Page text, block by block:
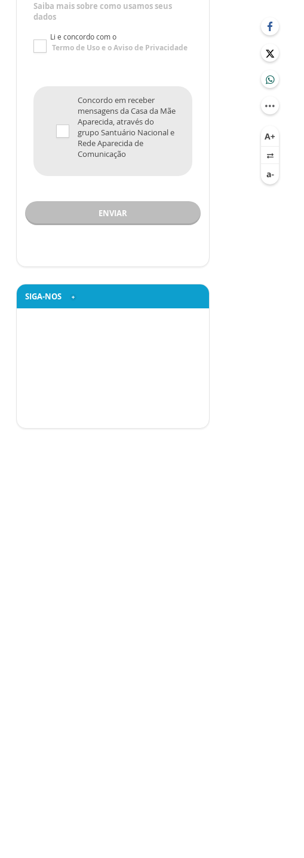
Saiba mais sobre como usamos seus
dados
Li e concordo com o
Termo de Usoe oAviso de Privacidade
Concordo em receber
mensagens da Casa da Mãe
Aparecida, através do
grupo Santuário Nacional e
Rede Aparecida de
Comunicação
ENVIAR
SIGA-NOS